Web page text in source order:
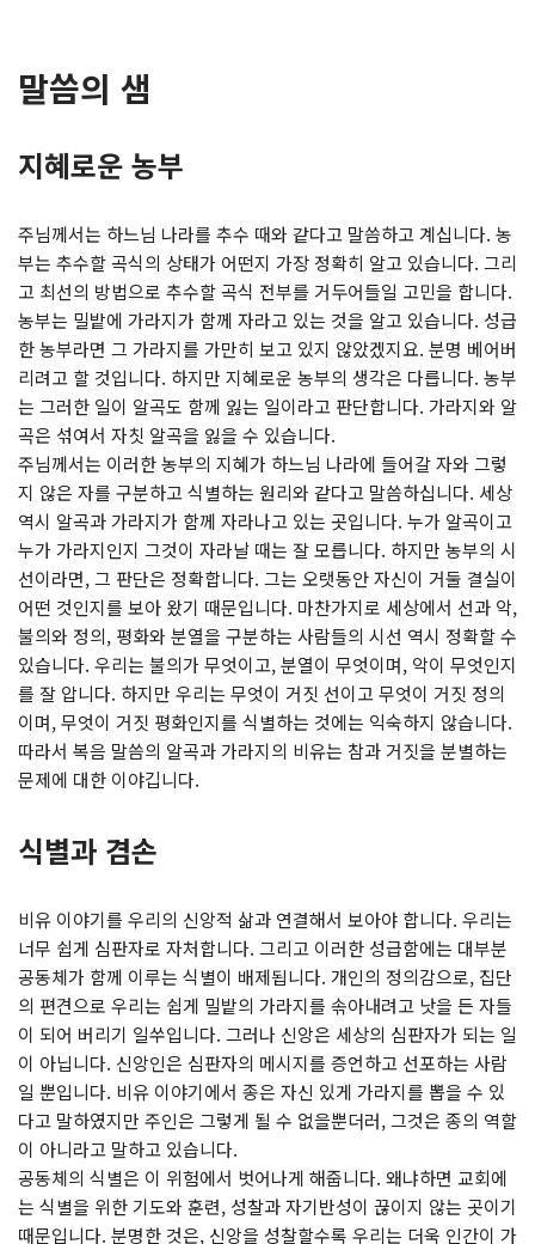
말씀의 샘
지혜로운 농부
주님께서는 하느님 나라를 추수 때와 같다고 말씀하고 계십니다. 농
부는 추수할 곡식의 상태가 어떤지 가장 정확히 알고 있습니다. 그리
고 최선의 방법으로 추수할 곡식 전부를 거두어들일 고민을 합니다.
농부는 밀밭에 가라지가 함께 자라고 있는 것을 알고 있습니다. 성급
한 농부라면 그 가라지를 가만히 보고 있지 않았겠지요. 분명 베어버
리려고 할 것입니다. 하지만 지혜로운 농부의 생각은 다릅니다. 농부
는 그러한 일이 알곡도 함께 잃는 일이라고 판단합니다. 가라지와 알
곡은 섞여서 자칫 알곡을 잃을 수 있습니다.
주님께서는 이러한 농부의 지혜가 하느님 나라에 들어갈 자와 그렇
지 않은 자를 구분하고 식별하는 원리와 같다고 말씀하십니다. 세상
역시 알곡과 가라지가 함께 자라나고 있는 곳입니다. 누가 알곡이고
누가 가라지인지 그것이 자라날 때는 잘 모릅니다. 하지만 농부의 시
선이라면, 그 판단은 정확합니다. 그는 오랫동안 자신이 거둘 결실이
어떤 것인지를 보아 왔기 때문입니다. 마찬가지로 세상에서 선과 악,
불의와 정의, 평화와 분열을 구분하는 사람들의 시선 역시 정확할 수
있습니다. 우리는 불의가 무엇이고, 분열이 무엇이며, 악이 무엇인지
를 잘 압니다. 하지만 우리는 무엇이 거짓 선이고 무엇이 거짓 정의
이며, 무엇이 거짓 평화인지를 식별하는 것에는 익숙하지 않습니다.
따라서 복음 말씀의 알곡과 가라지의 비유는 참과 거짓을 분별하는
문제에 대한 이야깁니다.
식별과 겸손
비유 이야기를 우리의 신앙적 삶과 연결해서 보아야 합니다. 우리는
너무 쉽게 심판자로 자처합니다. 그리고 이러한 성급함에는 대부분
공동체가 함께 이루는 식별이 배제됩니다. 개인의 정의감으로, 집단
의 편견으로 우리는 쉽게 밀밭의 가라지를 솎아내려고 낫을 든 자들
이 되어 버리기 일쑤입니다. 그러나 신앙은 세상의 심판자가 되는 일
이 아닙니다. 신앙인은 심판자의 메시지를 증언하고 선포하는 사람
일 뿐입니다. 비유 이야기에서 종은 자신 있게 가라지를 뽑을 수 있
다고 말하였지만 주인은 그렇게 될 수 없을뿐더러, 그것은 종의 역할
이 아니라고 말하고 있습니다.
공동체의 식별은 이 위험에서 벗어나게 해줍니다. 왜냐하면 교회에
는 식별을 위한 기도와 훈련, 성찰과 자기반성이 끊이지 않는 곳이기
때문입니다. 분명한 것은, 신앙을 성찰할수록 우리는 더욱 인간이 가